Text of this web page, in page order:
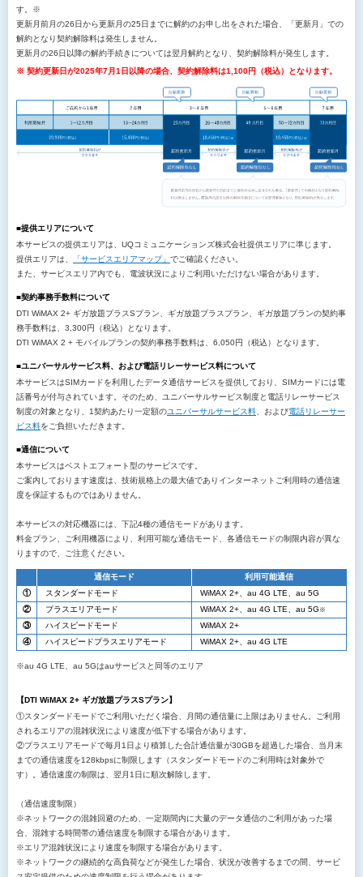
す。※
更新月前月の26日から更新月の25日までに解約のお申し出をされた場合、「更新月」での
解約となり契約解除料は発生しません。
更新月の26日以降の解約手続きについては翌月解約となり、契約解除料が発生します。
※ 契約更新日が2025年7月1日以降の場合、契約解除料は1,100円（税込）となります。
■提供エリアについて
本サービスの提供エリアは、UQコミュニケーションズ株式会社提供エリアに準じます。
提供エリアは、
「サービスエリアマップ」 でご確認ください。
また、サービスエリア内でも、電波状況によりご利用いただけない場合があります。
■契約事務手数料について
DTI WiMAX 2+ ギガ放題プラスSプラン、ギガ放題プラスプラン、ギガ放題プランの契約事
務手数料は、3,300円（税込）となります。
DTI WiMAX 2 + モバイルプランの契約事務手数料は、6,050円（税込）となります。
■ユニバーサルサービス料、および電話リレーサービス料について
本サービスはSIMカードを利用したデータ通信サービスを提供しており、SIMカードには電
話番号が付与されています。そのため、ユニバーサルサービス制度と電話リレーサービス
制度の対象となり、1契約あたり一定額のユニバーサルサービス料 、および電話リレーサー
ビス料をご負担いただきます。
■通信について
本サービスはベストエフォート型のサービスです。
ご案内しております速度は、技術規格上の最大値でありインターネットご利用時の通信速
度を保証するものではありません。
本サービスの対応機器には、下記4種の通信モードがあります。
料金プラン、ご利用機器により、利用可能な通信モード、各通信モードの制限内容が異な
りますので、ご注意ください。
通信モード
利用可能通信
①
スタンダードモード
WiMAX 2+、au 4G LTE、au 5G
②
プラスエリアモード WiMAX 2+、au 4G LTE、au 5G ※
③ ハイスピードモード
WiMAX 2+
④
ハイスピードプラスエリアモード WiMAX 2+、au 4G LTE
※au 4G LTE、au 5Gはauサービスと同等のエリア
【DTI WiMAX 2+ ギガ放題プラスSプラン】
①スタンダードモードでご利用いただく場合、月間の通信量に上限はありません。ご利用
されるエリアの混雑状況により速度が低下する場合があります。
②プラスエリアモードで毎月1日より積算した合計通信量が30GBを超過した場合、当月末
までの通信速度を128kbpsに制限します（スタンダードモードのご利用時は対象外で
す）。通信速度の制限は、翌月1日に順次解除します。
（通信速度制限）
※ネットワークの混雑回避のため、一定期間内に大量のデータ通信のご利用があった場
合、混雑する時間帯の通信速度を制限する場合があります。
※エリア混雑状況により速度を制限する場合があります。
※ネットワークの継続的な高負荷などが発生した場合、状況が改善するまでの間、サービ